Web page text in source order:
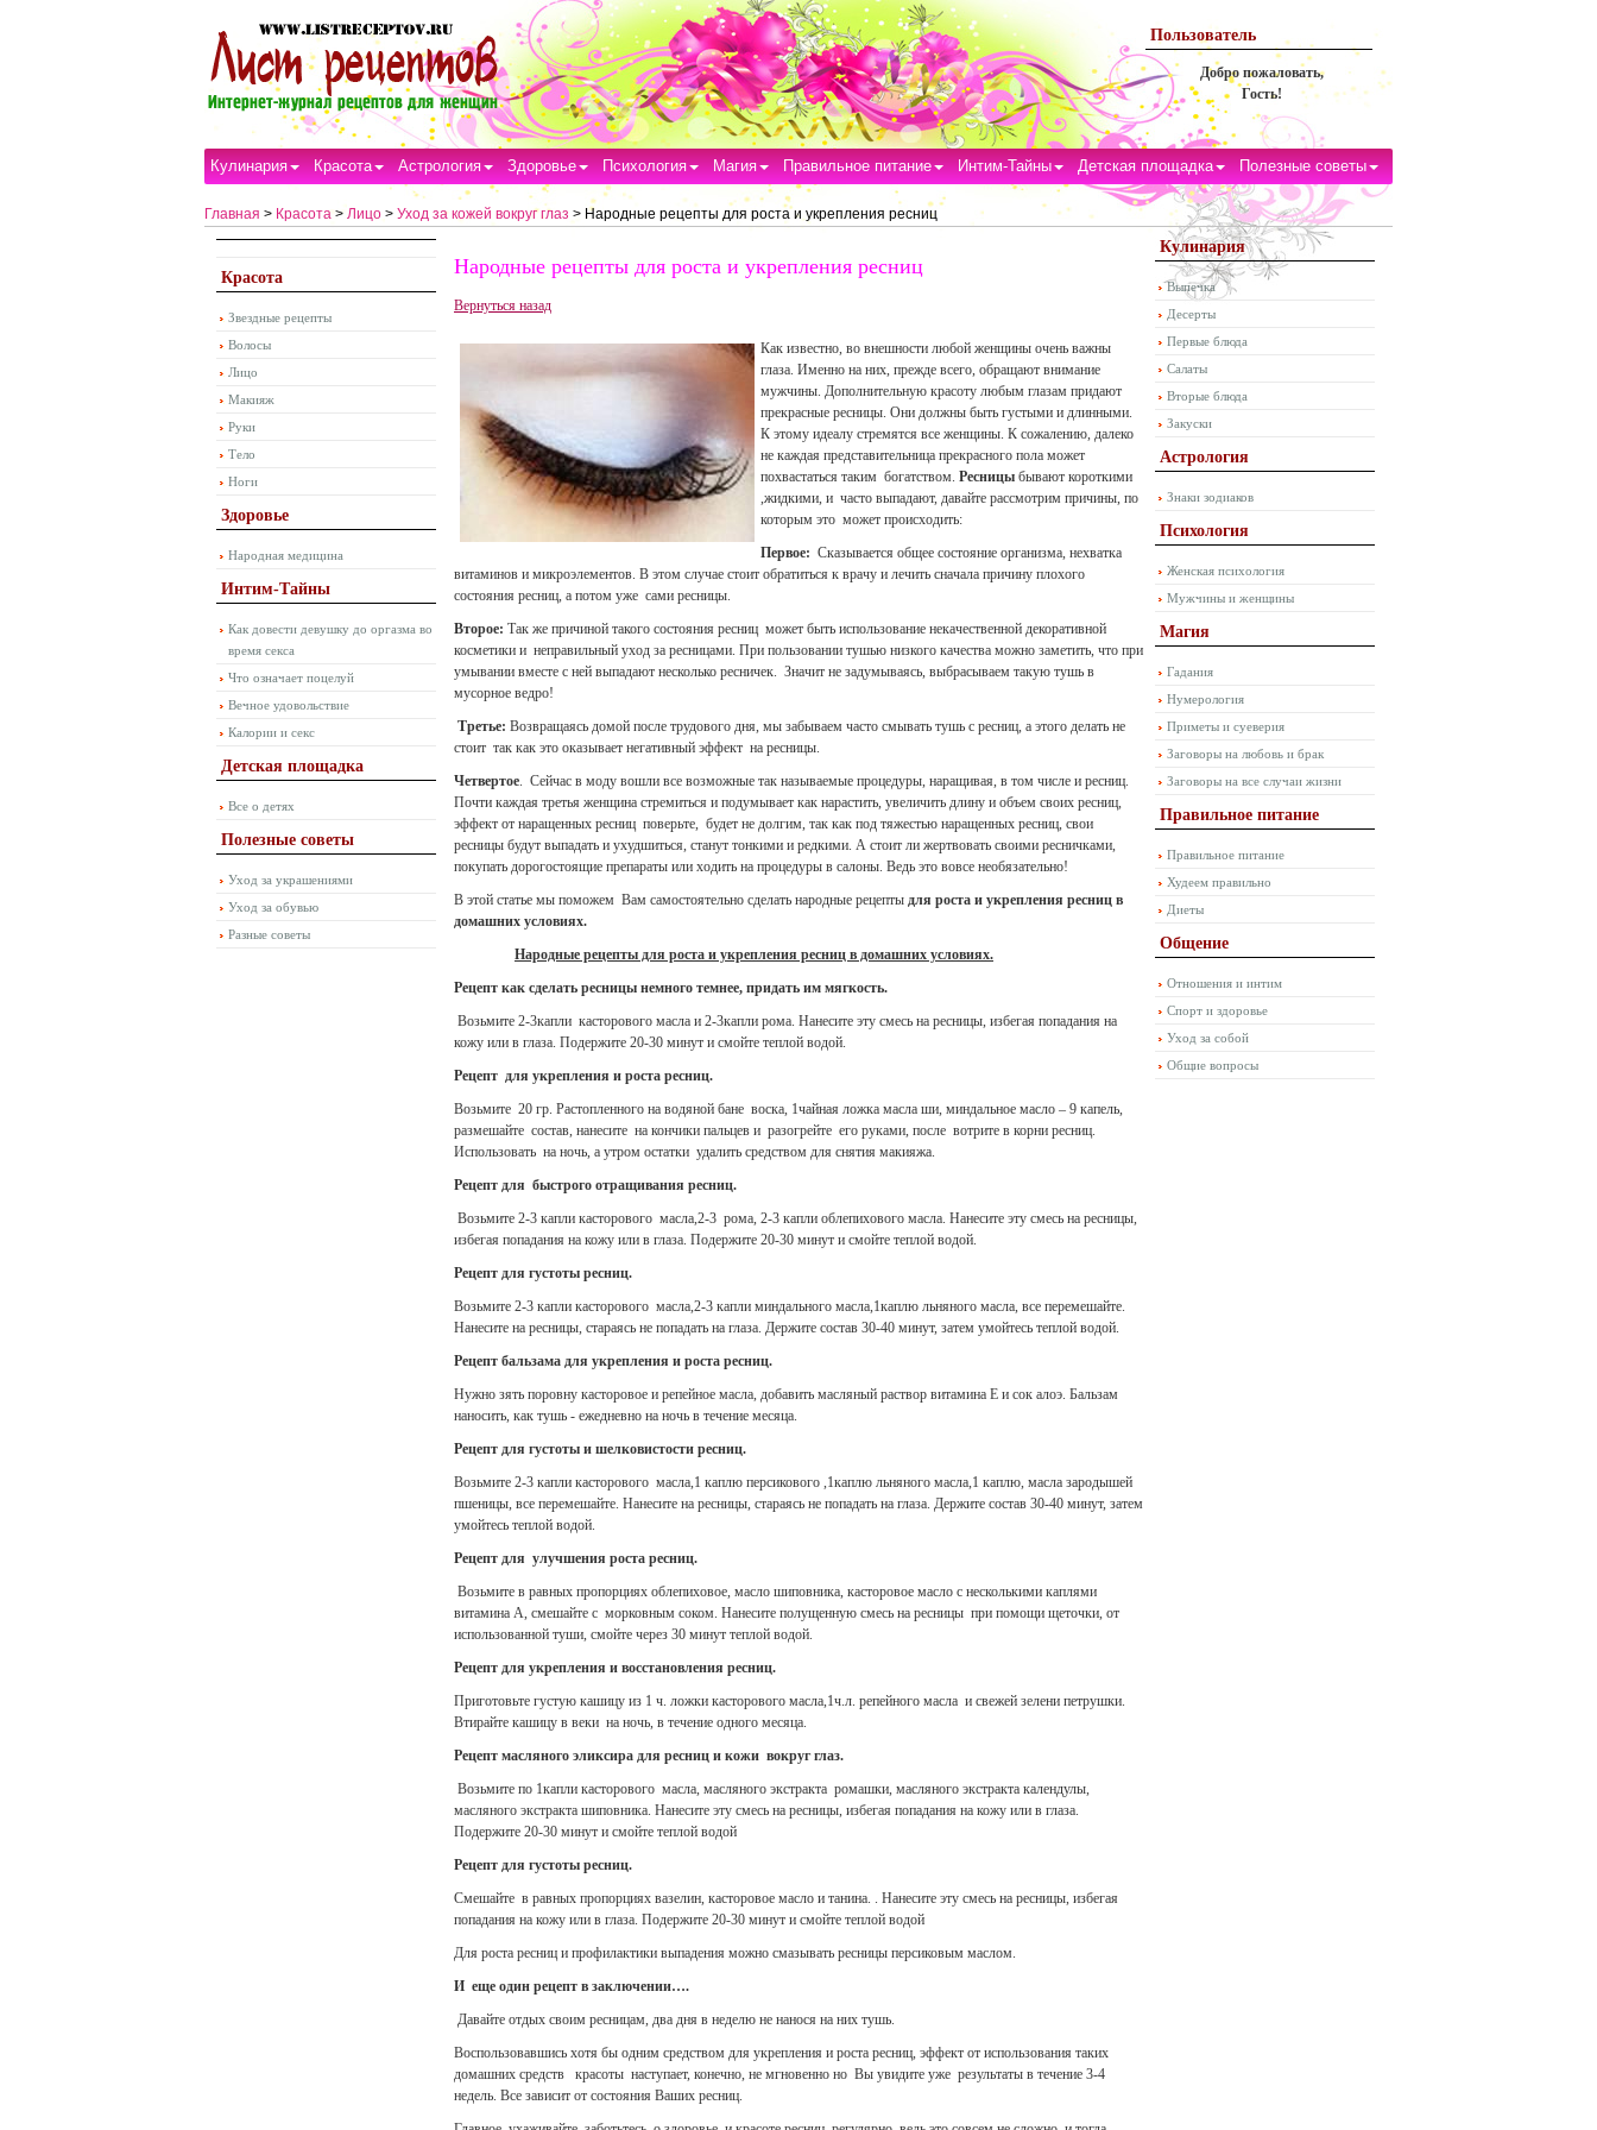
Пользователь
Добро пожаловать,
Гость!
Кулинария Красота Астрология Здоровье Психология Магия Правильное питание Интим-Тайны Детская площадка Полезные советы
Главная > Красота > Лицо > Уход за кожей вокруг глаз > Народные рецепты для роста и укрепления ресниц
Красота
Звездные рецепты
Волосы
Лицо
Макияж
Руки
Тело
Ноги
Здоровье
Народная медицина
Интим-Тайны
Как довести девушку до оргазма во
время секса
Что означает поцелуй
Вечное удовольствие
Калории и секс
Детская площадка
Все о детях
Полезные советы
Уход за украшениями
Уход за обувью
Разные советы
Народные рецепты для роста и укрепления ресниц
Вернуться назад
Как известно, во внешности любой женщины очень важны
глаза. Именно на них, прежде всего, обращают внимание
мужчины. Дополнительную красоту любым глазам придают
прекрасные ресницы. Они должны быть густыми и длинными.
К этому идеалу стремятся все женщины. К сожалению, далеко
не каждая представительница прекрасного пола может
похвастаться таким богатством. Ресницы бывают короткими
,жидкими, и часто выпадают, давайте рассмотрим причины, по
которым это может происходить:
Первое: Сказывается общее состояние организма, нехватка
витаминов и микроэлементов. В этом случае стоит обратиться к врачу и лечить сначала причину плохого
состояния ресниц, а потом уже сами ресницы.
Второе: Так же причиной такого состояния ресниц может быть использование некачественной декоративной
косметики и неправильный уход за ресницами. При пользовании тушью низкого качества можно заметить, что при
умывании вместе с ней выпадают несколько ресничек. Значит не задумываясь, выбрасываем такую тушь в
мусорное ведро!
Третье: Возвращаясь домой после трудового дня, мы забываем часто смывать тушь с ресниц, а этого делать не
стоит так как это оказывает негативный эффект на ресницы.
Четвертое. Сейчас в моду вошли все возможные так называемые процедуры, наращивая, в том числе и ресниц.
Почти каждая третья женщина стремиться и подумывает как нарастить, увеличить длину и объем своих ресниц,
эффект от наращенных ресниц поверьте, будет не долгим, так как под тяжестью наращенных ресниц, свои
ресницы будут выпадать и ухудшиться, станут тонкими и редкими. А стоит ли жертвовать своими ресничками,
покупать дорогостоящие препараты или ходить на процедуры в салоны. Ведь это вовсе необязательно!
В этой статье мы поможем Вам самостоятельно сделать народные рецепты для роста и укрепления ресниц в
домашних условиях.
Народные рецепты для роста и укрепления ресниц в домашних условиях.
Рецепт как сделать ресницы немного темнее, придать им мягкость.
Возьмите 2-3капли касторового масла и 2-3капли рома. Нанесите эту смесь на ресницы, избегая попадания на
кожу или в глаза. Подержите 20-30 минут и смойте теплой водой.
Рецепт для укрепления и роста ресниц.
Возьмите 20 гр. Растопленного на водяной бане воска, 1чайная ложка масла ши, миндальное масло – 9 капель,
размешайте состав, нанесите на кончики пальцев и разогрейте его руками, после вотрите в корни ресниц.
Использовать на ночь, а утром остатки удалить средством для снятия макияжа.
Рецепт для быстрого отращивания ресниц.
Возьмите 2-3 капли касторового масла,2-3 рома, 2-3 капли облепихового масла. Нанесите эту смесь на ресницы,
избегая попадания на кожу или в глаза. Подержите 20-30 минут и смойте теплой водой.
Рецепт для густоты ресниц.
Возьмите 2-3 капли касторового масла,2-3 капли миндального масла,1каплю льняного масла, все перемешайте.
Нанесите на ресницы, стараясь не попадать на глаза. Держите состав 30-40 минут, затем умойтесь теплой водой.
Рецепт бальзама для укрепления и роста ресниц.
Нужно зять поровну касторовое и репейное масла, добавить масляный раствор витамина Е и сок алоэ. Бальзам
наносить, как тушь - ежедневно на ночь в течение месяца.
Рецепт для густоты и шелковистости ресниц.
Возьмите 2-3 капли касторового масла,1 каплю персикового ,1каплю льняного масла,1 каплю, масла зародышей
пшеницы, все перемешайте. Нанесите на ресницы, стараясь не попадать на глаза. Держите состав 30-40 минут, затем
умойтесь теплой водой.
Рецепт для улучшения роста ресниц.
Возьмите в равных пропорциях облепиховое, масло шиповника, касторовое масло с несколькими каплями
витамина А, смешайте с морковным соком. Нанесите полущенную смесь на ресницы при помощи щеточки, от
использованной туши, смойте через 30 минут теплой водой.
Рецепт для укрепления и восстановления ресниц.
Приготовьте густую кашицу из 1 ч. ложки касторового масла,1ч.л. репейного масла и свежей зелени петрушки.
Втирайте кашицу в веки на ночь, в течение одного месяца.
Рецепт масляного эликсира для ресниц и кожи вокруг глаз.
Возьмите по 1капли касторового масла, масляного экстракта ромашки, масляного экстракта календулы,
масляного экстракта шиповника. Нанесите эту смесь на ресницы, избегая попадания на кожу или в глаза.
Подержите 20-30 минут и смойте теплой водой
Рецепт для густоты ресниц.
Смешайте в равных пропорциях вазелин, касторовое масло и танина. . Нанесите эту смесь на ресницы, избегая
попадания на кожу или в глаза. Подержите 20-30 минут и смойте теплой водой
Для роста ресниц и профилактики выпадения можно смазывать ресницы персиковым маслом.
И еще один рецепт в заключении….
Давайте отдых своим ресницам, два дня в неделю не нанося на них тушь.
Воспользовавшись хотя бы одним средством для укрепления и роста ресниц, эффект от использования таких
домашних средств красоты наступает, конечно, не мгновенно но Вы увидите уже результаты в течение 3-4
недель. Все зависит от состояния Ваших ресниц.
Кулинария
Выпечка
Десерты
Первые блюда
Салаты
Вторые блюда
Закуски
Астрология
Знаки зодиаков
Психология
Женская психология
Мужчины и женщины
Магия
Гадания
Нумерология
Приметы и суеверия
Заговоры на любовь и брак
Заговоры на все случаи жизни
Правильное питание
Правильное питание
Худеем правильно
Диеты
Общение
Отношения и интим
Спорт и здоровье
Уход за собой
Общие вопросы